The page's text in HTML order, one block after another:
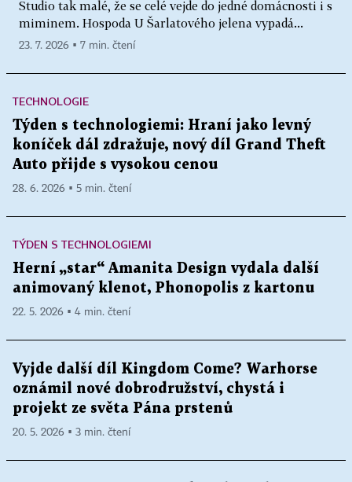
Studio tak malé, že se celé vejde do jedné domácnosti i s
miminem. Hospoda U Šarlatového jelena vypadá...
23. 7. 2026 ▪ 7 min. čtení
TECHNOLOGIE
Týden s technologiemi: Hraní jako levný
koníček dál zdražuje, nový díl Grand Theft
Auto přijde s vysokou cenou
28. 6. 2026 ▪ 5 min. čtení
TÝDEN S TECHNOLOGIEMI
Herní „star“ Amanita Design vydala další
animovaný klenot, Phonopolis z kartonu
22. 5. 2026 ▪ 4 min. čtení
Vyjde další díl Kingdom Come? Warhorse
oznámil nové dobrodružství, chystá i
projekt ze světa Pána prstenů
20. 5. 2026 ▪ 3 min. čtení